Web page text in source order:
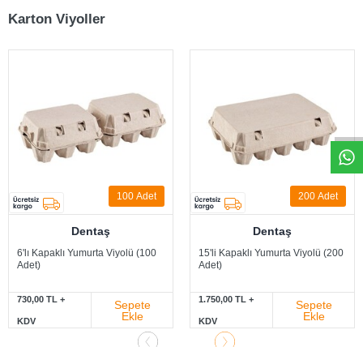
Karton Viyoller
100 Adet
Dentaş
6'lı Kapaklı Yumurta Viyolü (100
Adet)
730,00 TL +
KDV
Sepete
Ekle
200 Adet
Dentaş
15'li Kapaklı Yumurta Viyolü (200
Adet)
1.750,00 TL +
KDV
Sepete
Ekle